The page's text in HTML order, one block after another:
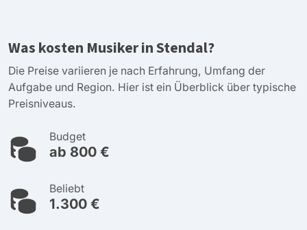
Was kosten Musiker in Stendal?
Die Preise variieren je nach Erfahrung, Umfang der
Aufgabe und Region. Hier ist ein Überblick über typische
Preisniveaus.
Budget
ab 800 €
Beliebt
1.300 €